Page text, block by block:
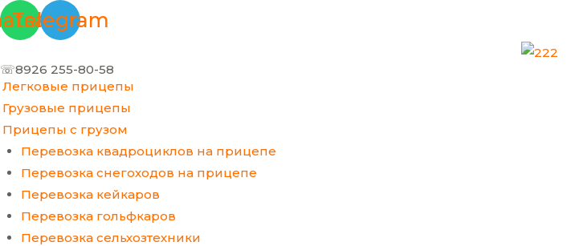
Перейти
к Telegram
☏8926 255-80-58
Легковые прицепы
Грузовые прицепы
Прицепы с грузом
Перевозка квадроциклов на прицепе
Перевозка снегоходов на прицепе
Перевозка кейкаров
Перевозка гольфкаров
Перевозка сельхозтехники
Меню